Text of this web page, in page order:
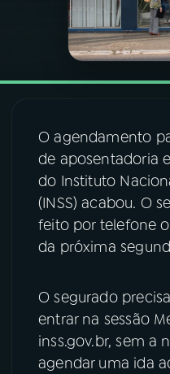
PODCASTS
VIDEOCASTS
08FESTIVAL DE
ACOMPANHE A RÁDIO
YouTube
Instagram
TikTok
O agendamento
de aposentadoria
do Instituto
(INSS) acabou. O
feito por telefone
da próxima
O segurado
entrar na sessão
inss.gov.br, sem a
agendar uma ida